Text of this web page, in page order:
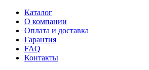
Каталог
О компании
Оплата и доставка
Гарантия
FAQ
Контакты